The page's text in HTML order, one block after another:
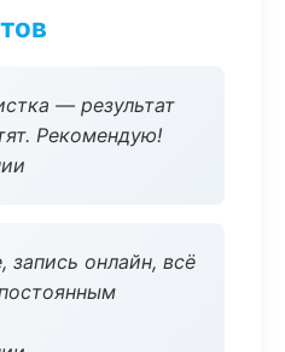
— результат
Рекомендую!
запись онлайн, всё